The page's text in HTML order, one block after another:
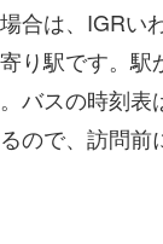
合は、IGRい
り駅です。駅
バスの時刻表
ので、訪問前